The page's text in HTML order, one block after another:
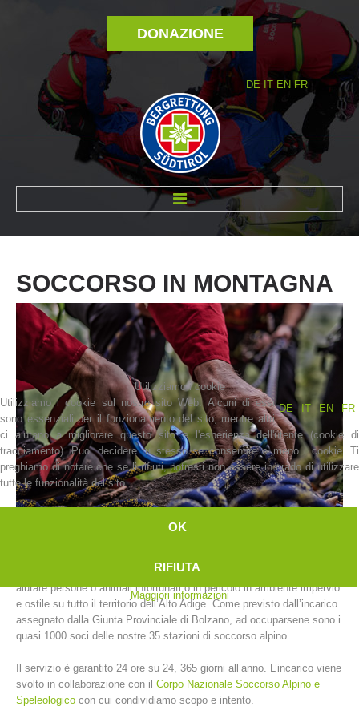
DONAZIONE
DE IT EN FR
SOCCORSO IN MONTAGNA
L’Alpenverein Südtirol svolge un servizio di soccorso alpino volto ad
aiutare persone o animali infortunati o in pericolo in ambiente impervio
e ostile su tutto il territorio dell’Alto Adige. Come previsto dall’incarico
assegnato dalla Giunta Provinciale di Bolzano, ad occuparsene sono i
quasi 1000 soci delle nostre 35 stazioni di soccorso alpino.
Il servizio è garantito 24 ore su 24, 365 giorni all’anno. L’incarico viene
svolto in collaborazione con il Corpo Nazionale Soccorso Alpino e
Speleologico con cui condividiamo scopo e intento.
Utilizziamo i cookie
DE
IT EN FR
Utilizziamo i cookie sul nostro sito Web. Alcuni di essi
sono essenziali per il funzionamento del sito, mentre altri
ci aiutano a migliorare questo sito e l'esperienza dell'utente (cookie di
tracciamento). Puoi decidere tu stesso se consentire o meno i cookie. Ti
preghiamo di notare che se li rifiuti, potresti non essere in grado di utilizzare
tutte le funzionalità del sito.
OK
RIFIUTA
Maggiori informazioni